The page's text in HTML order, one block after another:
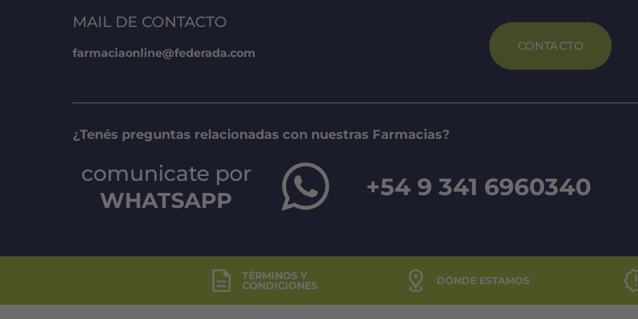
MAIL DE CONTACTO
farmaciaonline@federada.com
CONTACTO
¿Tenés preguntas relacionadas con nuestras Farmacias?
comunicate por
WHATSAPP
+54 9 341 6960340
TÉRMINOS Y
CONDICIONES DÓNDE ESTAMOS